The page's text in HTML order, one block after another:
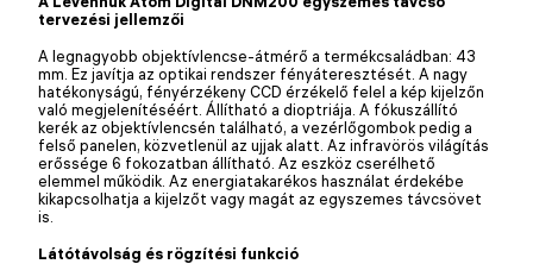
tervezési jellemzői
A legnagyobb objektívlencse-átmérő a termékcsaládban: 43
mm. Ez javítja az optikai rendszer fényáteresztését. A nagy
hatékonyságú, fényérzékeny CCD érzékelő felel a kép kijelzőn
való megjelenítéséért. Állítható a dioptriája. A fókuszállító
kerék az objektívlencsén található, a vezérlőgombok pedig a
felső panelen, közvetlenül az ujjak alatt. Az infravörös világítás
erőssége 6 fokozatban állítható. Az eszköz cserélhető
elemmel működik. Az energiatakarékos használat érdekébe
kikapcsolhatja a kijelzőt vagy magát az egyszemes távcsövet
is.
Látótávolság és rögzítési funkció